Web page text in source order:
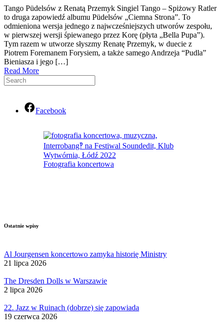
Tango Püdelsów z Renatą Przemyk Singiel Tango – Spiżowy Ratler
to druga zapowiedź albumu Püdelsów „Ciemna Strona”. To
odmieniona wersja jednego z najwcześniejszych utworów zespołu,
w pierwszej wersji śpiewanego przez Korę (płyta „Bella Pupa”).
Tym razem w utworze słyszmy Renatę Przemyk, w duecie z
Piotrem Foremanem Forysiem, a także samego Andrzeja “Pudla”
Bieniasza i jego […]
Read More
Facebook
Fotografia koncertowa
Ostatnie wpisy
Al Jourgensen koncertowo zamyka historię Ministry
21 lipca 2026
The Dresden Dolls w Warszawie
2 lipca 2026
22. Jazz w Ruinach (dobrze) się zapowiada
19 czerwca 2026